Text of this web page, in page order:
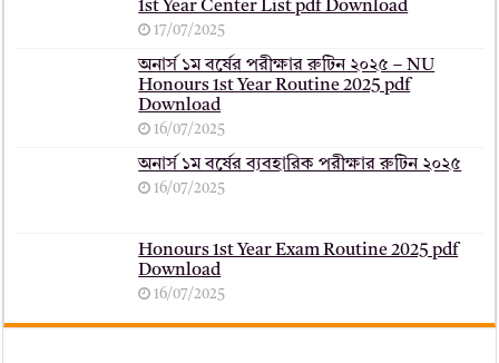
1st Year Center List pdf Download
17/07/2025
অনার্স ১ম বর্ষের পরীক্ষার রুটিন ২০২৫ – NU
Honours 1st Year Routine 2025 pdf
Download
16/07/2025
অনার্স ১ম বর্ষের ব্যবহারিক পরীক্ষার ‍রুটিন ২০২৫
16/07/2025
Honours 1st Year Exam Routine 2025 pdf
Download
16/07/2025